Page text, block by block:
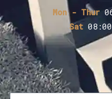
Mon - Thur
Sat